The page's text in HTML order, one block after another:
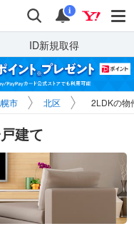
検索 通知
i
ID新規取得
市 北区 2LDKの物
建て